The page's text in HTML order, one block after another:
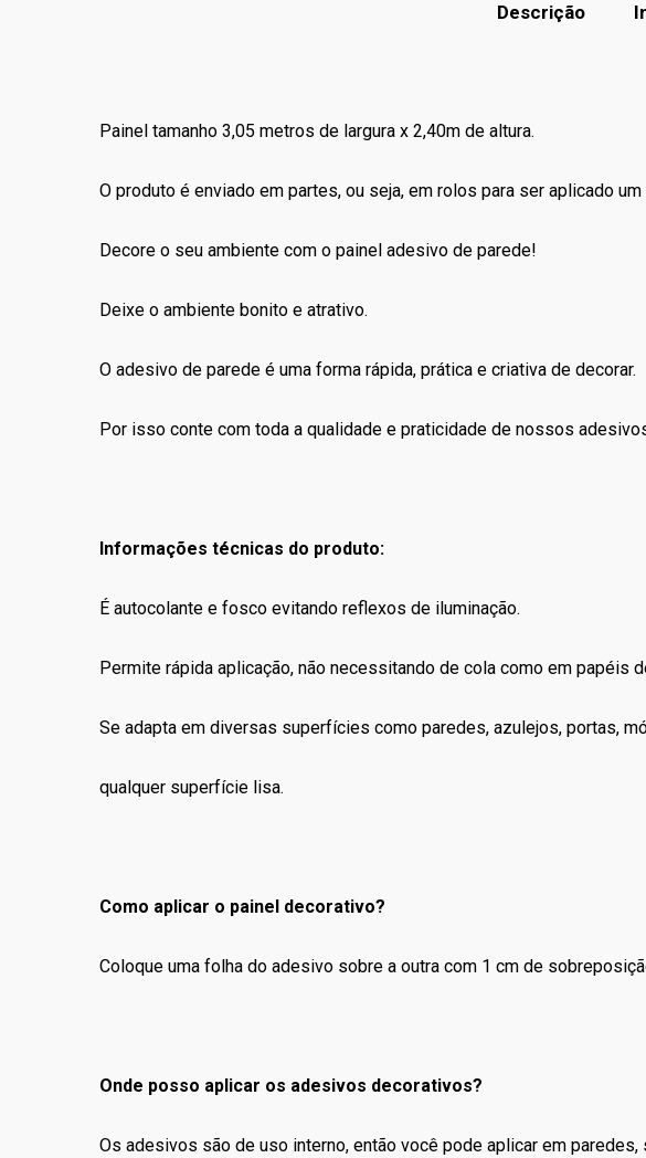
Descrição
Painel tamanho 3,05 metros de largura x 2,40m de altura.
O produto é enviado em partes, ou seja, em rolos para ser aplicado
Decore o seu ambiente com o painel adesivo de parede!
Deixe o ambiente bonito e atrativo.
O adesivo de parede é uma forma rápida, prática e criativa de decorar.
Por isso conte com toda a qualidade e praticidade de nossos
Informações técnicas do produto:
É autocolante e fosco evitando reflexos de iluminação.
Permite rápida aplicação, não necessitando de cola como em papéis
Se adapta em diversas superfícies como paredes, azulejos, portas,
qualquer superfície lisa.
Como aplicar o painel decorativo?
Coloque uma folha do adesivo sobre a outra com 1 cm de
Onde posso aplicar os adesivos decorativos?
Os adesivos são de uso interno, então você pode aplicar em